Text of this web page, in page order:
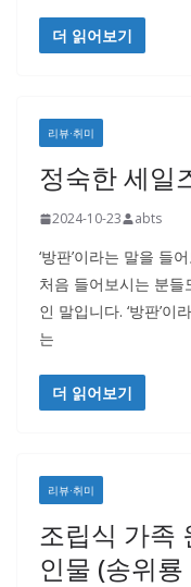
더 읽어보기
리뷰·취미
정숙한 세일
2024-10-23 abts
‘방판’이라는 말을 들
처음 들어보시는 분들
인 말입니다. ‘방판’
는
더 읽어보기
리뷰·취미
조립식 가족
인물 (송위